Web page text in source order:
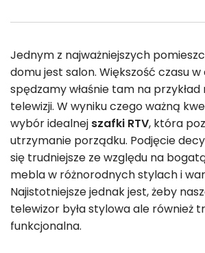
Jednym z najważniejszych
domu jest salon. Większość czasu
spędzamy właśnie tam na
telewizji. W wyniku czego ważną
wybór idealnej szafki RTV, która
utrzymanie porządku. Podjęcie
się trudniejsze ze względu na
mebla w różnorodnych stylach i
Najistotniejsze jednak jest, żeby
telewizor była stylowa ale również
funkcjonalna.